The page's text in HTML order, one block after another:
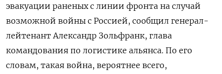
эвакуации раненых с линии фронта на случай
возможной войны с Россией, сообщил генерал-
лейтенант Александр Зольфранк, глава
командования по логистике альянса. По его
словам, такая война, вероятнее всего,